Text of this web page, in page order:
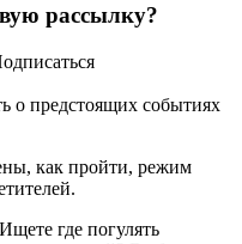
рассылку?
о предстоящих событиях
как пройти, режим
где погулять